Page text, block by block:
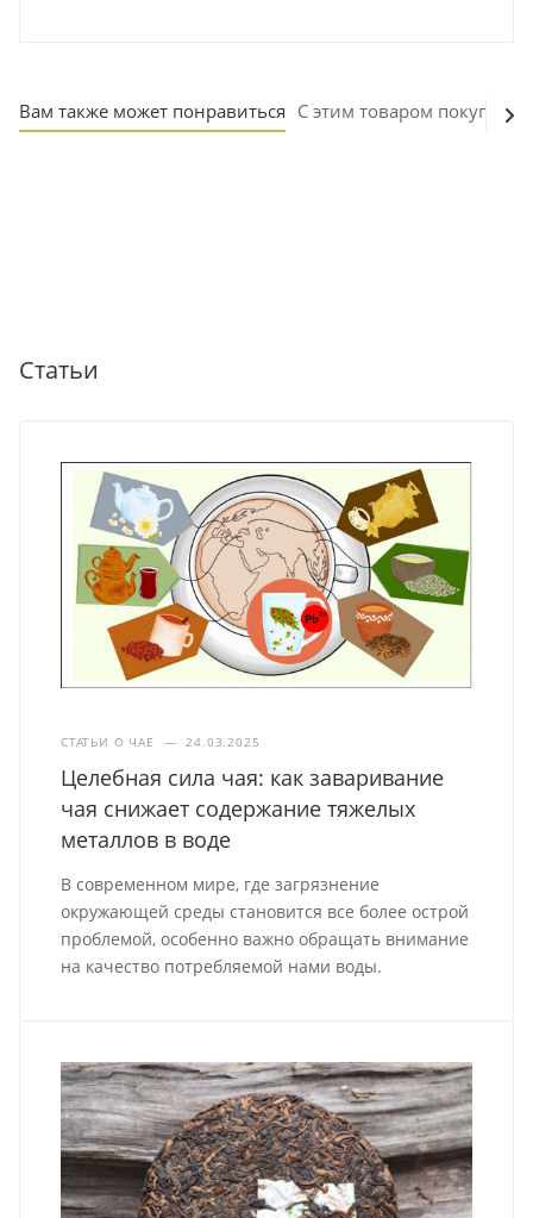
Вам также может понравиться С этим товаром покупают
Статьи
СТАТЬИ О ЧАЕ — 24.03.2025
Целебная сила чая: как заваривание
чая снижает содержание тяжелых
металлов в воде
В современном мире, где загрязнение
окружающей среды становится все более острой
проблемой, особенно важно обращать внимание
на качество потребляемой нами воды.